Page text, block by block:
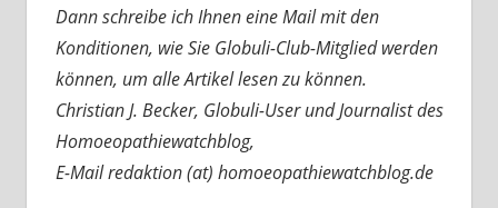
Dann schreibe ich Ihnen eine Mail mit den
Konditionen, wie Sie Globuli-Club-Mitglied werden
können, um alle Artikel lesen zu können.
Christian J. Becker, Globuli-User und Journalist des
Homoeopathiewatchblog,
E-Mail redaktion (at) homoeopathiewatchblog.de